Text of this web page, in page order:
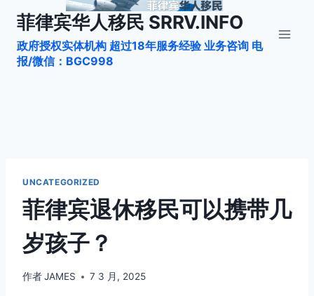
菲律宾华人移民 SRRV.INFO
政府授权实体机构 超过18年服务经验 业务咨询 电
报/微信：BGC998
UNCATEGORIZED
菲律宾退休移民可以携带几
岁孩子？
作者JAMES 7 3 月, 2025